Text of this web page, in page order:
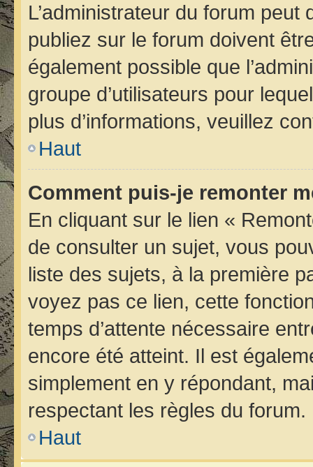
L’administrateur du forum
publiez sur le forum doivent
également possible que
groupe d’utilisateurs pour
plus d’informations, veuillez
Haut
Comment puis-je remonter
En cliquant sur le lien «
de consulter un sujet, vous
liste des sujets, à la première
voyez pas ce lien, cette
temps d’attente nécessaire
encore été atteint. Il est
simplement en y répondant,
respectant les règles du forum.
Haut